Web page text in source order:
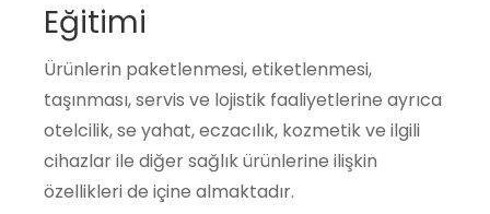
Eğitimi
Ürünlerin paketlenmesi, etiketlenmesi,
taşınması, servis ve lojistik faaliyetlerine ayrıca
otelcilik, se yahat, eczacılık, kozmetik ve ilgili
cihazlar ile diğer sağlık ürünlerine ilişkin
özellikleri de içine almaktadır.